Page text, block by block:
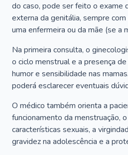
do caso, pode ser feito o exame
externa da genitália, sempre
uma enfermeira ou da mãe (se a
Na primeira consulta, o
o ciclo menstrual e a presença
humor e sensibilidade nas
poderá esclarecer eventuais
O médico também orienta a
funcionamento da menstruação,
características sexuais, a
gravidez na adolescência e a